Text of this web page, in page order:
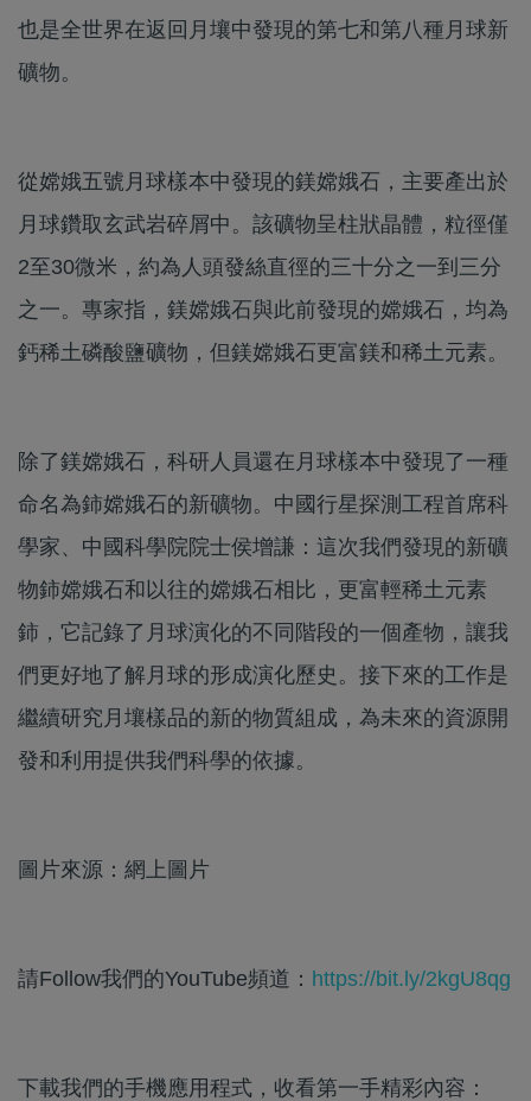
也是全世界在返回月壤中發現的第七和第八種月球新
礦物。
從嫦娥五號月球樣本中發現的鎂嫦娥石，主要產出於
月球鑽取玄武岩碎屑中。該礦物呈柱狀晶體，粒徑僅
2至30微米，約為人頭發絲直徑的三十分之一到三分
之一。專家指，鎂嫦娥石與此前發現的嫦娥石，均為
鈣稀土磷酸鹽礦物，但鎂嫦娥石更富鎂和稀土元素。
除了鎂嫦娥石，科研人員還在月球樣本中發現了一種
命名為鈰嫦娥石的新礦物。中國行星探測工程首席科
學家、中國科學院院士侯增謙：這次我們發現的新礦
物鈰嫦娥石和以往的嫦娥石相比，更富輕稀土元素
鈰，它記錄了月球演化的不同階段的一個產物，讓我
們更好地了解月球的形成演化歷史。接下來的工作是
繼續研究月壤樣品的新的物質組成，為未來的資源開
發和利用提供我們科學的依據。
圖片來源：網上圖片
請Follow我們的YouTube頻道： https://bit.ly/2kgU8qg
下載我們的手機應用程式，收看第一手精彩內容：